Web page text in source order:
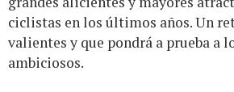
ciclistas en los últimos años. Un
valientes y que pondrá a prueba a
ambiciosos.